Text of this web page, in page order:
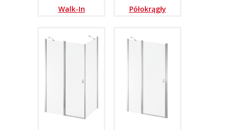
Walk-In Półokrągły